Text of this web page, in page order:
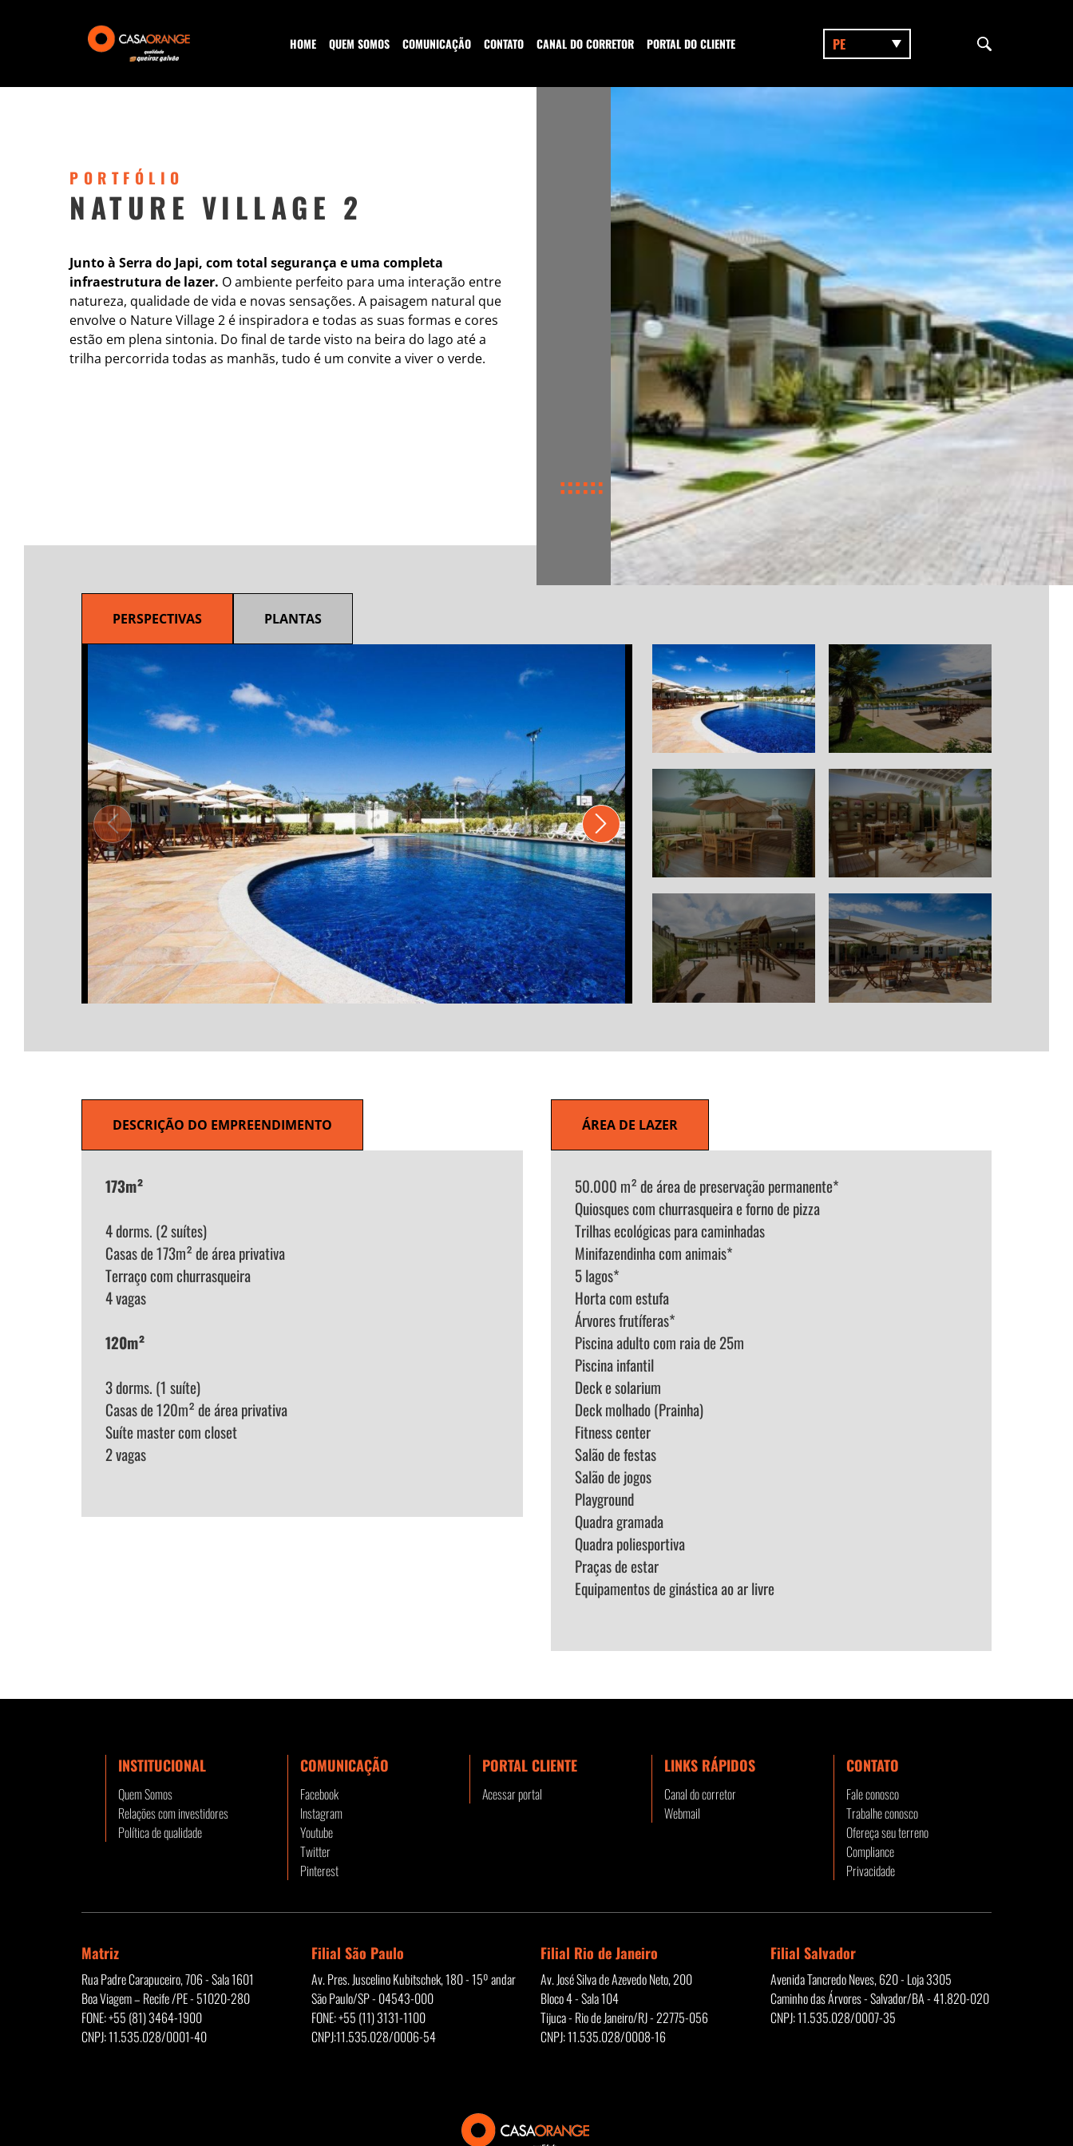
HOME QUEM SOMOS COMUNICAÇÃO CONTATO CANAL DO CORRETOR PORTAL DO CLIENTE PE
PORTFÓLIO
NATURE VILLAGE 2
Junto à Serra do Japi, com total segurança e uma completa
infraestrutura de lazer. O ambiente perfeito para uma interação entre
natureza, qualidade de vida e novas sensações. A paisagem natural que
envolve o Nature Village 2 é inspiradora e todas as suas formas e cores
estão em plena sintonia. Do final de tarde visto na beira do lago até a
trilha percorrida todas as manhãs, tudo é um convite a viver o verde.
PERSPECTIVAS PLANTAS
DESCRIÇÃO DO EMPREENDIMENTO
173m²
4 dorms. (2 suítes)
Casas de 173m² de área privativa
Terraço com churrasqueira
4 vagas
120m²
3 dorms. (1 suíte)
Casas de 120m² de área privativa
Suíte master com closet
2 vagas
ÁREA DE LAZER
50.000 m² de área de preservação permanente*
Quiosques com churrasqueira e forno de pizza
Trilhas ecológicas para caminhadas
Minifazendinha com animais*
5 lagos*
Horta com estufa
Árvores frutíferas*
Piscina adulto com raia de 25m
Piscina infantil
Deck e solarium
Deck molhado (Prainha)
Fitness center
Salão de festas
Salão de jogos
Playground
Quadra gramada
Quadra poliesportiva
Praças de estar
Equipamentos de ginástica ao ar livre
INSTITUCIONAL
Quem Somos
Relações com investidores
Política de qualidade
COMUNICAÇÃO
Facebook
Instagram
Youtube
Twitter
Pinterest
PORTAL CLIENTE
Acessar portal
LINKS RÁPIDOS
Canal do corretor
Webmail
CONTATO
Fale conosco
Trabalhe conosco
Ofereça seu terreno
Compliance
Privacidade
Matriz
Rua Padre Carapuceiro, 706 - Sala 1601
Boa Viagem – Recife /PE - 51020-280
FONE: +55 (81) 3464-1900
CNPJ: 11.535.028/0001-40
Filial São Paulo
Av. Pres. Juscelino Kubitschek, 180 - 15º andar
São Paulo/SP - 04543-000
FONE: +55 (11) 3131-1100
CNPJ:11.535.028/0006-54
Filial Rio de Janeiro
Av. José Silva de Azevedo Neto, 200
Bloco 4 - Sala 104
Tijuca - Rio de Janeiro/RJ - 22775-056
CNPJ: 11.535.028/0008-16
Filial Salvador
Avenida Tancredo Neves, 620 - Loja 3305
Caminho das Árvores - Salvador/BA - 41.820-020
CNPJ: 11.535.028/0007-35